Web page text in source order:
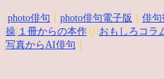
photo俳句 photo俳句電子版 俳句
操 １冊からの本作 り| おもしろコラ
写真からAI俳句